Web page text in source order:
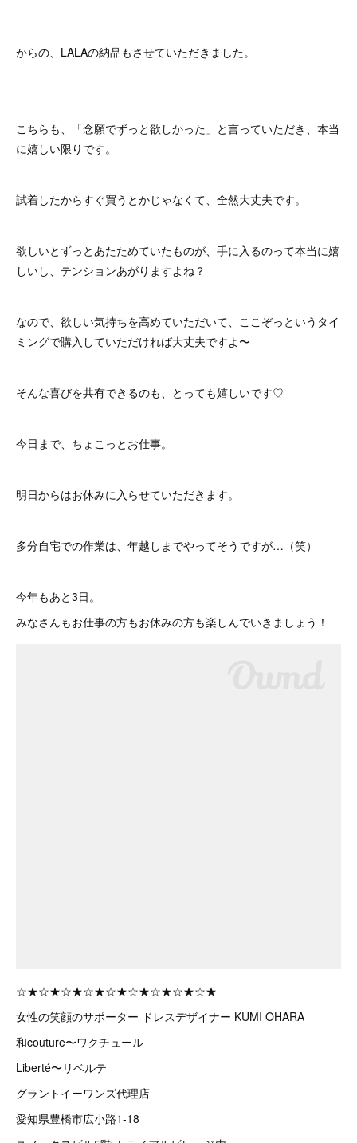
からの、LALAの納品もさせていただきました。
こちらも、「念願でずっと欲しかった」と言っていただき、本当
に嬉しい限りです。
試着したからすぐ買うとかじゃなくて、全然大丈夫です。
欲しいとずっとあたためていたものが、手に入るのって本当に嬉
しいし、テンションあがりますよね？
なので、欲しい気持ちを高めていただいて、ここぞっというタイ
ミングで購入していただければ大丈夫ですよ〜
そんな喜びを共有できるのも、とっても嬉しいです♡
今日まで、ちょこっとお仕事。
明日からはお休みに入らせていただきます。
多分自宅での作業は、年越しまでやってそうですが…（笑）
今年もあと3日。
みなさんもお仕事の方もお休みの方も楽しんでいきましょう！
☆★☆★☆★☆★☆★☆★☆★☆★☆★
女性の笑顔のサポーター ドレスデザイナー KUMI OHARA
和couture〜ワクチュール
Liberté〜リベルテ
グラントイーワンズ代理店
愛知県豊橋市広小路1-18